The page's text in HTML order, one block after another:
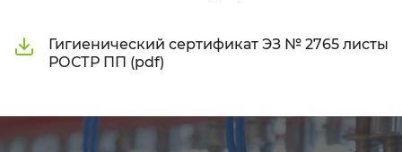
Гигиенический сертификат ЭЗ № 2765 листы
РОСТР ПП (pdf)